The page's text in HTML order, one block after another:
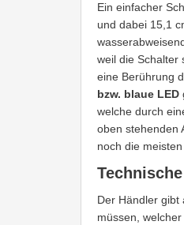
Ein einfacher
und dabei 15,1
weil die Schalter
eine Berührung
bzw. blaue LED
welche durch
oben stehenden
noch die
Der Händler gibt
müssen,